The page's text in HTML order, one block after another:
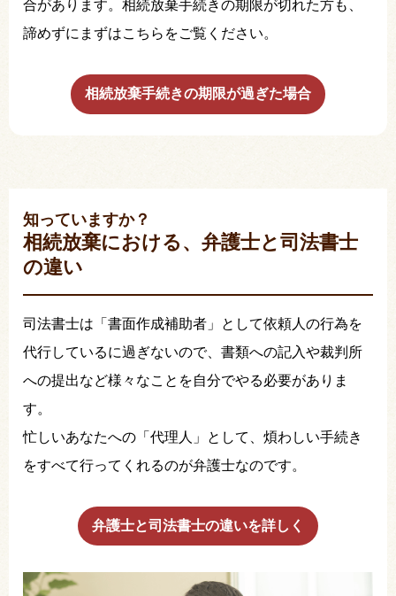
合があります。相続放棄手続きの期限が切れた方も、
諦めずにまずはこちらをご覧ください。
相続放棄手続きの期限が過ぎた場合
知っていますか？
相続放棄における、弁護士と司法書士
の違い
司法書士は「書面作成補助者」として依頼人の行為を
代行しているに過ぎないので、書類への記入や裁判所
への提出など様々なことを自分でやる必要がありま
す。
忙しいあなたへの「代理人」として、煩わしい手続き
をすべて行ってくれるのが弁護士なのです。
弁護士と司法書士の違いを詳しく